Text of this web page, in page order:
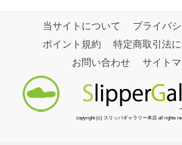
当サイトについて
プライバ
ポイント規約
特定商取引法
お問い合わせ
サイト
copyright (c) スリッパギャラリー本店 all rights